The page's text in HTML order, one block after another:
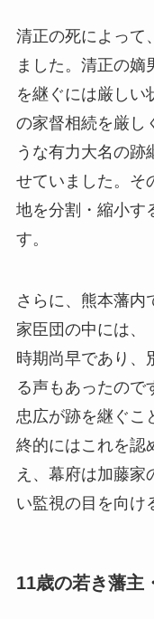
清正の死によって
ました。清正の嫡
を継ぐには厳しい
の家督相続を厳し
うな有力大名の跡
せていました。そ
地を分割・縮小す
す。
さらに、熊本藩内
家臣団の中には、
時期尚早であり、
る声もあったので
忠広が跡を継ぐこ
終的にはこれを認
え、幕府は加藤家
い監視の目を向け
11歳の若き藩主